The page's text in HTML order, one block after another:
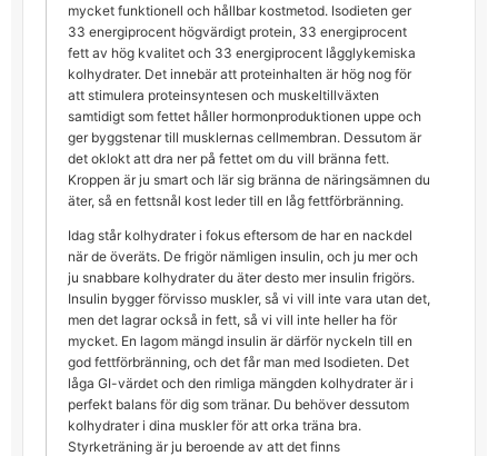
mycket funktionell och hållbar kostmetod. Isodieten ger
33 energiprocent högvärdigt protein, 33 energiprocent
fett av hög kvalitet och 33 energiprocent lågglykemiska
kolhydrater. Det innebär att proteinhalten är hög nog för
att stimulera proteinsyntesen och muskeltillväxten
samtidigt som fettet håller hormonproduktionen uppe och
ger byggstenar till musklernas cellmembran. Dessutom är
det oklokt att dra ner på fettet om du vill bränna fett.
Kroppen är ju smart och lär sig bränna de näringsämnen du
äter, så en fettsnål kost leder till en låg fettförbränning.
Idag står kolhydrater i fokus eftersom de har en nackdel
när de överäts. De frigör nämligen insulin, och ju mer och
ju snabbare kolhydrater du äter desto mer insulin frigörs.
Insulin bygger förvisso muskler, så vi vill inte vara utan det,
men det lagrar också in fett, så vi vill inte heller ha för
mycket. En lagom mängd insulin är därför nyckeln till en
god fettförbränning, och det får man med Isodieten. Det
låga GI-värdet och den rimliga mängden kolhydrater är i
perfekt balans för dig som tränar. Du behöver dessutom
kolhydrater i dina muskler för att orka träna bra.
Styrketräning är ju beroende av att det finns